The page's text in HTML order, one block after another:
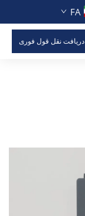
FA
دریافت نقل قول فوری